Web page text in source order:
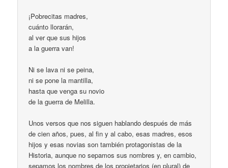
¡Pobrecitas madres,
cuánto llorarán,
al ver que sus hijos
a la guerra van!
Ni se lava ni se peina,
ni se pone la mantilla,
hasta que venga su novio
de la guerra de Melilla.
Unos versos que nos siguen hablando después de más
de cien años, pues, al fin y al cabo, esas madres, esos
hijos y esas novias son también protagonistas de la
Historia, aunque no sepamos sus nombres y, en cambio,
sepamos los nombres de los propietarios (en plural) de